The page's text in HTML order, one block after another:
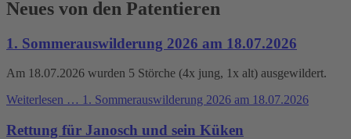
Neues von den Patentieren
1. Sommerauswilderung 2026 am 18.07.2026
Am 18.07.2026 wurden 5 Störche (4x jung, 1x alt) ausgewildert.
Weiterlesen … 1. Sommerauswilderung 2026 am 18.07.2026
Rettung für Janosch und sein Küken